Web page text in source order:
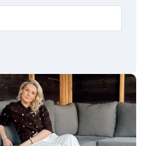
toepassingen, van tuinen tot
, geleverd door Kijlstra B.V.
10×20 bocht r=8 inwendig
en profiteer van betrouwbare
voor uw bestratingsprojecten.